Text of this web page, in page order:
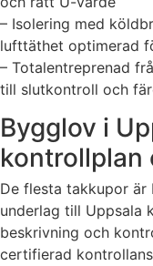
– Isolering med
lufttäthet optimerad
– Totalentreprenad
till slutkontroll och
Bygglov i
kontrollplan
De flesta takkupor
underlag till Uppsala
beskrivning och
certifierad